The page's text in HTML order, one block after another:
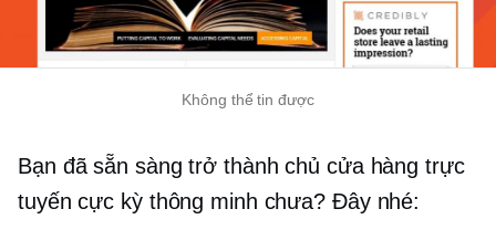
Không thể tin được
Bạn đã sẵn sàng trở thành chủ cửa hàng trực
tuyến cực kỳ thông minh chưa? Đây nhé: